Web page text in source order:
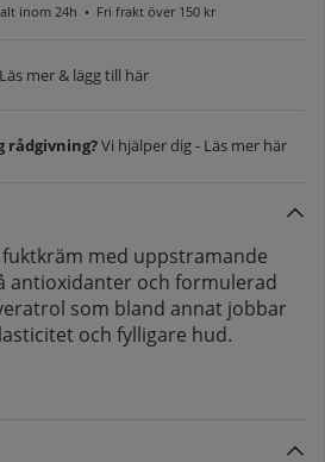
inom 24h • Fri frakt över 150 kr
mer & lägg till här
rådgivning?Vi hjälper dig - Läs mer här
med uppstramande
antioxidanter och formulerad
som bland annat jobbar
och fylligare hud.